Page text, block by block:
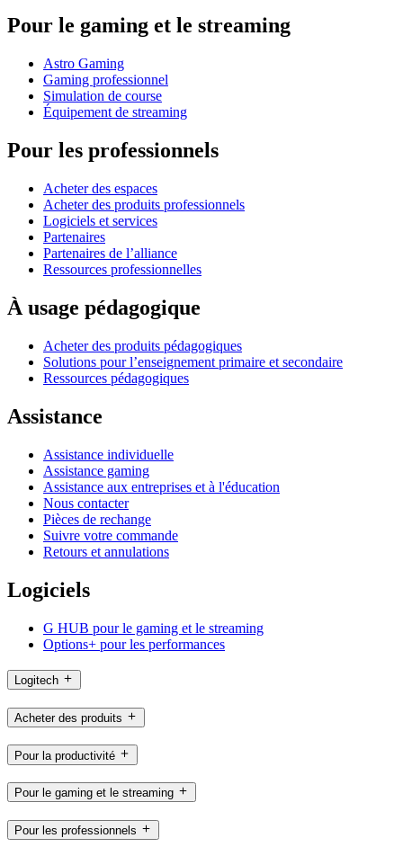
Pour le gaming et le streaming
Astro Gaming
Gaming professionnel
Simulation de course
Équipement de streaming
Pour les professionnels
Acheter des espaces
Acheter des produits professionnels
Logiciels et services
Partenaires
Partenaires de l’alliance
Ressources professionnelles
À usage pédagogique
Acheter des produits pédagogiques
Solutions pour l’enseignement primaire et secondaire
Ressources pédagogiques
Assistance
Assistance individuelle
Assistance gaming
Assistance aux entreprises et à l'éducation
Nous contacter
Pièces de rechange
Suivre votre commande
Retours et annulations
Logiciels
G HUB pour le gaming et le streaming
Options+ pour les performances
Logitech
Acheter des produits
Pour la productivité
Pour le gaming et le streaming
Pour les professionnels